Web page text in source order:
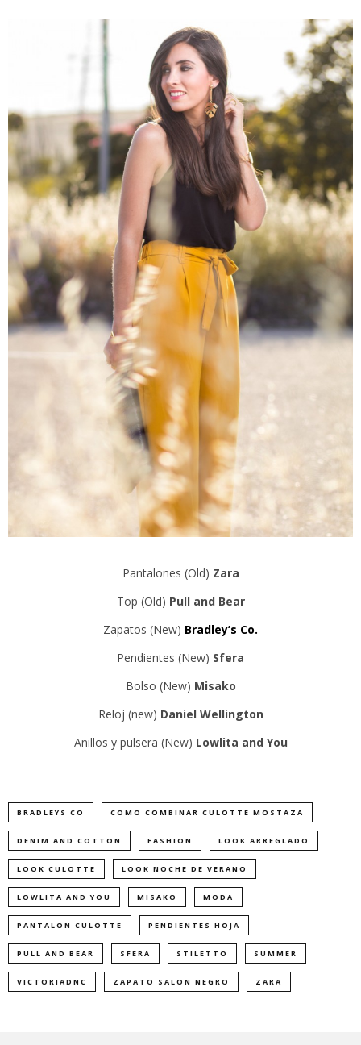
Pantalones (Old) Zara
Top (Old) Pull and Bear
Zapatos (New) Bradley’s Co.
Pendientes (New) Sfera
Bolso (New) Misako
Reloj (new) Daniel Wellington
Anillos y pulsera (New) Lowlita and You
BRADLEYS CO COMO COMBINAR CULOTTE MOSTAZA
DENIM AND COTTON FASHION LOOK ARREGLADO
LOOK CULOTTE LOOK NOCHE DE VERANO
LOWLITA AND YOU MISAKO MODA
PANTALON CULOTTE PENDIENTES HOJA
PULL AND BEAR SFERA STILETTO SUMMER
VICTORIADNC ZAPATO SALON NEGRO ZARA